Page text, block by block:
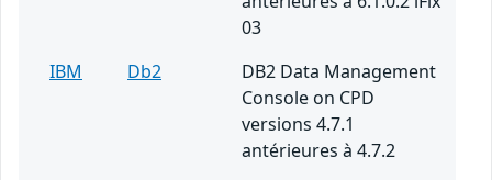
03
IBM
Db2
DB2 Data Management
Console on CPD
versions 4.7.1
antérieures à 4.7.2